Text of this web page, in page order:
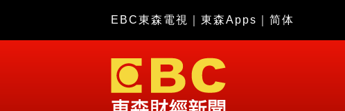
EBC東森電視 東森Apps 简体